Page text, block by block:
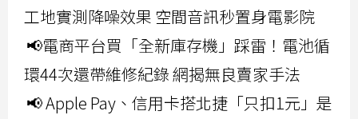
工地實測降噪效果 空間音訊秒置身電影院
📢電商平台買「全新庫存機」踩雷！電池循
環44次還帶維修紀錄 網揭無良賣家手法
📢 Apple Pay、信用卡搭北捷「只扣1元」是